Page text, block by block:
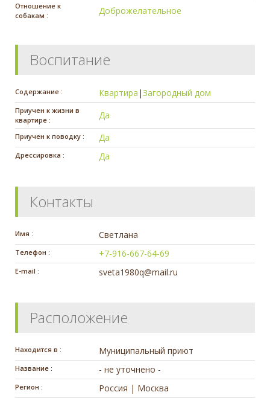
Отношение к
собакам :
Доброжелательное
Воспитание
Содержание : Квартира |Загородный дом
Приучен к жизни в
квартире :
Да
Приучен к поводку : Да
Дрессировка : Да
Контакты
Имя : Светлана
Телефон : +7-916-667-64-69
E-mail : sveta1980q@mail.ru
Расположение
Находится в : Муниципальный приют
Название : - не уточнено -
Регион : Россия | Москва